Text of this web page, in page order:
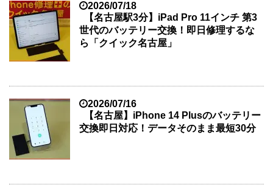
2026/07/18
【名古屋駅3分】iPad Pro 11インチ 第3
世代のバッテリー交換！即日修理するな
ら「クイック名古屋」
2026/07/16
【名古屋】iPhone 14 Plusのバッテリー
交換即日対応！データそのまま最短30分